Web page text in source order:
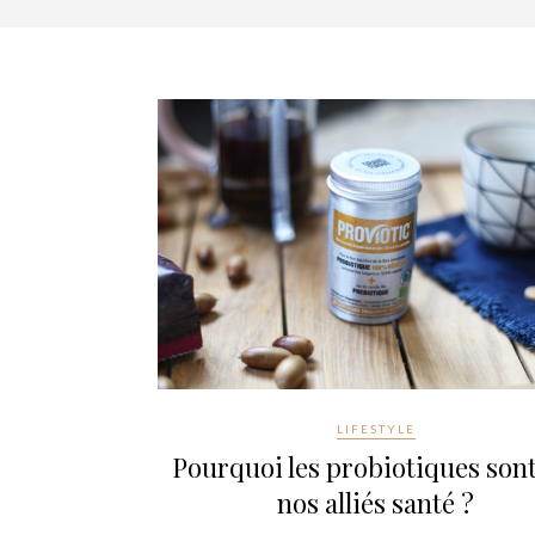
LIFESTYLE
Pourquoi les probiotiques
nos alliés santé ?